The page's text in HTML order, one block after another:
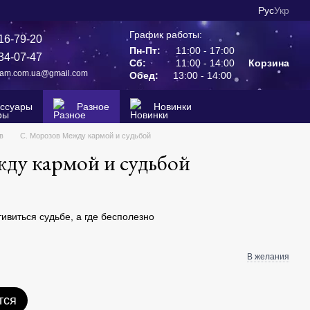
РусУкр
79-20
07-47
График работы:
Пн-Пт:
11:00 - 17:00
Сб:
11:00 - 14:00
Обед:
13:00 - 14:00
Корзина
Разное Новинки
С. Морозов Между кармой и судьбой
кармой и судьбой
судьбе, а где бесполезно
В желания